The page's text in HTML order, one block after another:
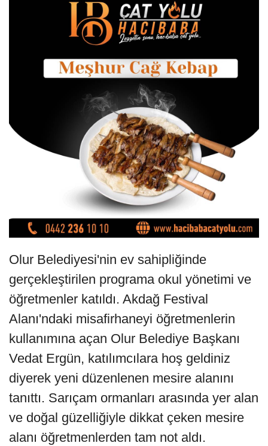
Olur Belediyesi'nin ev sahipliğinde
gerçekleştirilen programa okul yönetimi ve
öğretmenler katıldı. Akdağ Festival
Alanı'ndaki misafirhaneyi öğretmenlerin
kullanımına açan Olur Belediye Başkanı
Vedat Ergün, katılımcılara hoş geldiniz
diyerek yeni düzenlenen mesire alanını
tanıttı. Sarıçam ormanları arasında yer alan
ve doğal güzelliğiyle dikkat çeken mesire
alanı öğretmenlerden tam not aldı.